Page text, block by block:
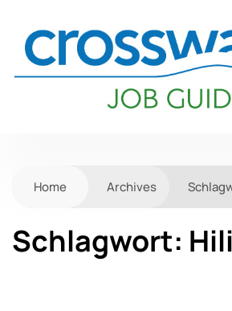
Home Archives
Schlagwort: